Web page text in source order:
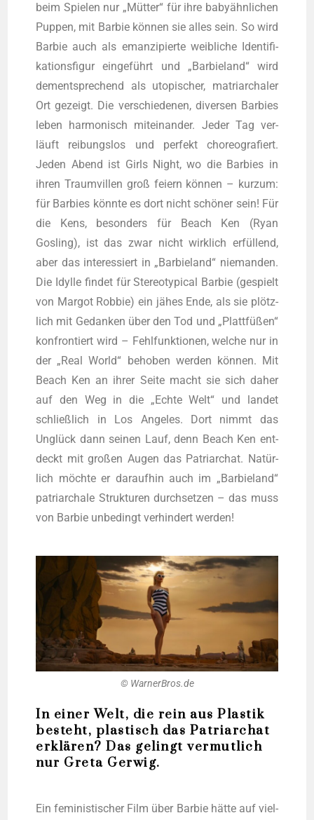
beim Spie­len nur „Müt­ter“ für ihre baby­ähn­li­chen
Pup­pen, mit Bar­bie kön­nen sie alles sein. So wird
Bar­bie auch als eman­zi­pier­te weib­li­che Iden­ti­fi­
ka­ti­ons­fi­gur ein­ge­führt und „Bar­bie­land“ wird
dem­entspre­chend als uto­pi­scher, matri­ar­cha­ler
Ort gezeigt. Die ver­schie­de­nen, diver­sen Bar­bies
leben har­mo­nisch mit­ein­an­der. Jeder Tag ver­
läuft rei­bungs­los und per­fekt cho­reo­gra­fiert.
Jeden Abend ist Girls Night, wo die Bar­bies in
ihren Traum­vil­len groß fei­ern kön­nen – kurz­um:
für Bar­bies könn­te es dort nicht schö­ner sein! Für
die Kens, beson­ders für Beach Ken (Ryan
Gosling), ist das zwar nicht wirk­lich erfül­lend,
aber das inter­es­siert in „Bar­bie­land“ nie­man­den.
Die Idyl­le fin­det für Ste­reo­ty­pi­cal Bar­bie (gespielt
von Mar­got Rob­bie) ein jähes Ende, als sie plötz­
lich mit Gedan­ken über den Tod und „Platt­fü­ßen“
kon­fron­tiert wird – Fehl­funk­tio­nen, wel­che nur in
der „Real World“ beho­ben wer­den kön­nen. Mit
Beach Ken an ihrer Sei­te macht sie sich daher
auf den Weg in die „Ech­te Welt“ und lan­det
schließ­lich in Los Ange­les. Dort nimmt das
Unglück dann sei­nen Lauf, denn Beach Ken ent­
deckt mit gro­ßen Augen das Patri­ar­chat. Natür­
lich möch­te er dar­auf­hin auch im „Bar­bie­land“
patri­ar­cha­le Struk­tu­ren durch­set­zen – das muss
von Bar­bie unbe­dingt ver­hin­dert werden!
© WarnerBros.de
In einer Welt, die rein aus Plastik
besteht, plastisch das Patriarchat
erklären? Das gelingt vermutlich
nur Greta Gerwig.
Ein femi­nis­ti­scher Film über Bar­bie hät­te auf viel­